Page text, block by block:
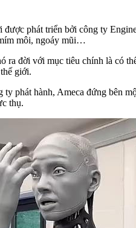
được phát triển bởi công ty
môi, ngoáy mũi…
ra đời với mục tiêu chính là có
giới.
phát hành, Ameca đứng bên
thụ.